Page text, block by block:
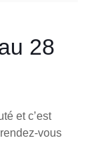
28
et c’est
vous